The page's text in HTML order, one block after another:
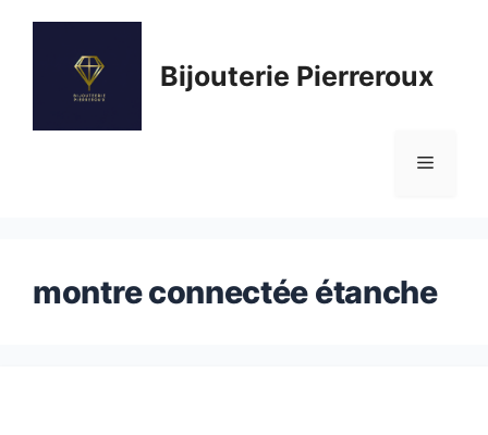
Bijouterie Pierreroux
Menu
montre connectée étanche